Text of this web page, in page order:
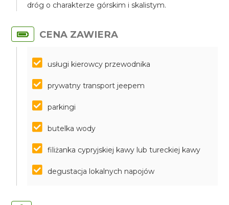
dróg o charakterze górskim i skalistym.
CENA ZAWIERA
usługi kierowcy przewodnika
prywatny transport jeepem
parkingi
butelka wody
filiżanka cypryjskiej kawy lub tureckiej kawy
degustacja lokalnych napojów